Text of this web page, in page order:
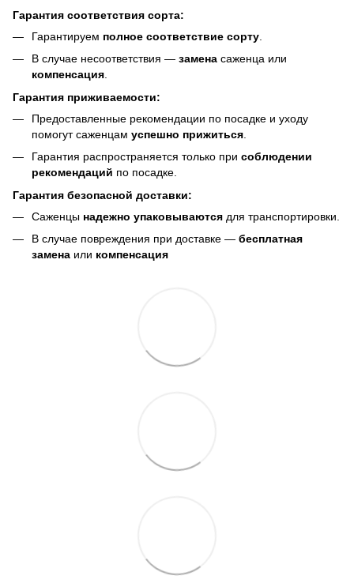
Гарантия соответствия сорта:
Гарантируем полное соответствие сорту
В случае несоответствия — замена саженца или
компенсация.
Гарантия приживаемости:
Предоставленные рекомендации по посадке и уходу
помогут саженцам успешно прижиться
Гарантия распространяется только при соблюдении
рекомендаций по посадке.
Гарантия безопасной доставки:
Саженцы надежно упаковываются для транспортировки.
В случае повреждения при доставке — бесплатная
замена или компенсация